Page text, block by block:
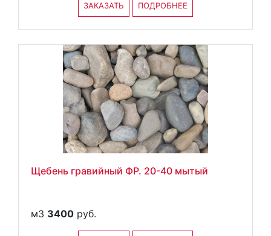
ЗАКАЗАТЬ ПОДРОБНЕЕ
Щебень гравийный ФР. 20-40 мытый
м3 3400 руб.